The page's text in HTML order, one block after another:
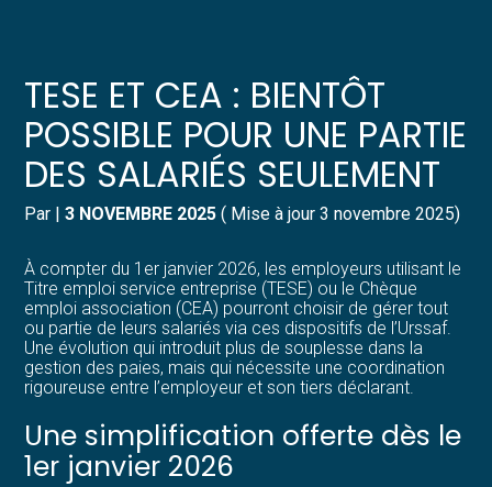
Gérer votre quotidien
Piloter votre entreprise
Développer votre entreprise
Construire votre patrimoine
Structurer votre croissance
Être prêt pour la facturation
Suivre votre comptabilité
Gérer vos ressources humaines
Dématérialiser vos documents
TESE ET CEA : BIENTÔT
POSSIBLE POUR UNE PARTIE
DES SALARIÉS SEULEMENT
Par |3 NOVEMBRE 2025 ( Mise à jour 3 novembre 2025)
À compter du 1er janvier 2026, les employeurs utilisant le
Titre emploi service entreprise (TESE) ou le Chèque
emploi association (CEA) pourront choisir de gérer tout
ou partie de leurs salariés via ces dispositifs de l’Urssaf.
Une évolution qui introduit plus de souplesse dans la
gestion des paies, mais qui nécessite une coordination
rigoureuse entre l’employeur et son tiers déclarant.
Une simplification offerte dès le
1er janvier 2026